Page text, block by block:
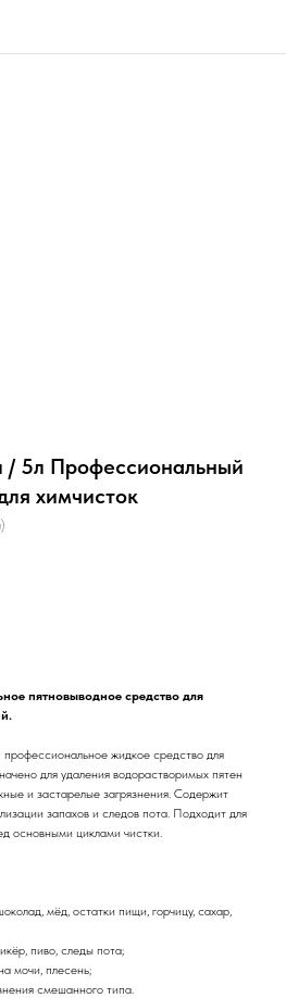
/ 5л Профессиональный
химчисток
пятновыводное средство для
жидкое средство для
для удаления водорастворимых пятен
и застарелые загрязнения. Содержит
запахов и следов пота. Подходит для
основными циклами чистки.
мёд, остатки пищи, горчицу, сахар,
пиво, следы пота;
мочи, плесень;
смешанного типа.